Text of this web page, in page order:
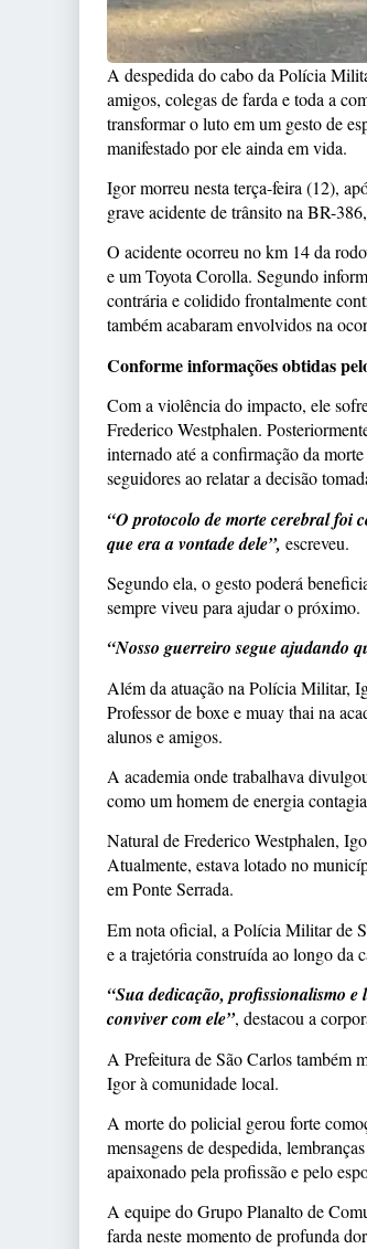
A despedida do cabo da Polícia
amigos, colegas de farda e toda a
transformar o luto em um gesto de
manifestado por ele ainda em vida.
Igor morreu nesta terça-feira (12),
grave acidente de trânsito na BR-
O acidente ocorreu no km 14 da
e um Toyota Corolla. Segundo
contrária e colidido frontalmente
também acabaram envolvidos na
Conforme informações obtidas
Com a violência do impacto, ele
Frederico Westphalen.
internado até a confirmação da
seguidores ao relatar a decisão
“O protocolo de morte cerebral foi
que era a vontade dele”, escreveu.
Segundo ela, o gesto poderá
sempre viveu para ajudar o próximo.
“Nosso guerreiro segue ajudando
Além da atuação na Polícia Militar,
Professor de boxe e muay thai na
alunos e amigos.
A academia onde trabalhava
como um homem de energia
Natural de Frederico Westphalen,
Atualmente, estava lotado no
em Ponte Serrada.
Em nota oficial, a Polícia Militar de
e a trajetória construída ao longo da
“Sua dedicação, profissionalismo
conviver com ele”, destacou a
A Prefeitura de São Carlos também
Igor à comunidade local.
A morte do policial gerou forte
mensagens de despedida,
apaixonado pela profissão e pelo
A equipe do Grupo Planalto de
farda neste momento de profunda